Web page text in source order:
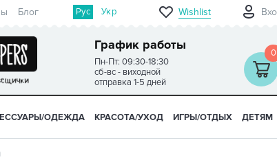
Блог Рус Укр Wishlist
График работы
Пн-Пт: 09:30-18:30
сб-вс - виходной
отправка 1-5 дней
0
ОДЕЖДА КРАСОТА/УХОД ИГРЫ/ОТДЫХ ДЕТЯМ